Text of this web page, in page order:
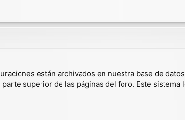
están archivados en nuestra base de
superior de las páginas del foro. Este